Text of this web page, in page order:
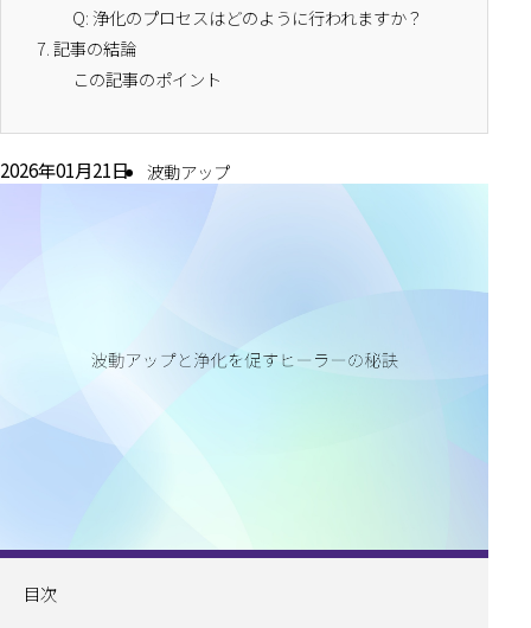
Q: 浄化のプロセスはどのように行われますか？
7.記事の結論
この記事のポイント
2026年01月21日 波動アップ
目次